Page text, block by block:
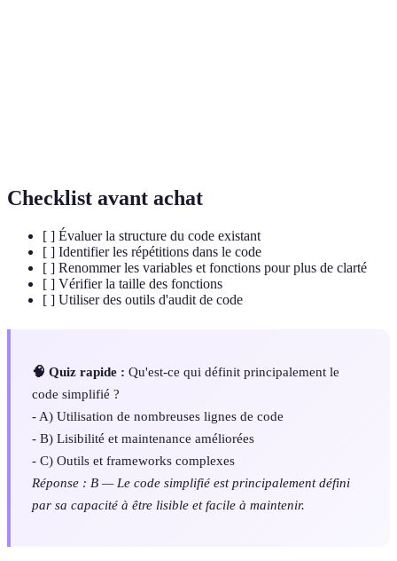
Checklist avant achat
[ ] Évaluer la structure du code existant
[ ] Identifier les répétitions dans le code
[ ] Renommer les variables et fonctions pour plus de clarté
[ ] Vérifier la taille des fonctions
[ ] Utiliser des outils d'audit de code
🧠 Quiz rapide : Qu'est-ce qui définit principalement le
code simplifié ?
- A) Utilisation de nombreuses lignes de code
- B) Lisibilité et maintenance améliorées
- C) Outils et frameworks complexes
Réponse : B — Le code simplifié est principalement défini
par sa capacité à être lisible et facile à maintenir.